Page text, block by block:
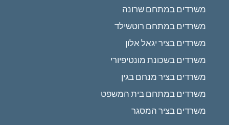
משרדים במתחם שרונה
משרדים במתחם רוטשילד
משרדים בציר יגאל אלון
משרדים בשכונת מונטיפיורי
משרדים בציר מנחם בגין
משרדים במתחם בית המשפט
משרדים בציר המסגר